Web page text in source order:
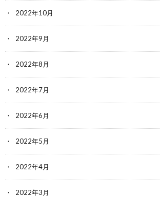
2022年10月
2022年9月
2022年8月
2022年7月
2022年6月
2022年5月
2022年4月
2022年3月